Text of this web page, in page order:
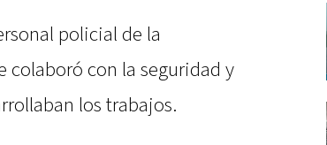
policial de la
colaboró con la seguridad y
los trabajos.